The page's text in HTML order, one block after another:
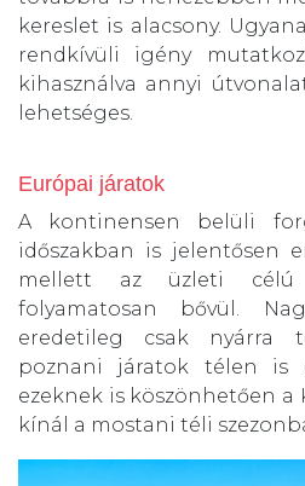
kereslet is alacsony.
rendkívüli igény
kihasználva annyi
lehetséges.
Európai járatok
A kontinensen belüli
időszakban is jelentősen
mellett az üzleti
folyamatosan bővül.
eredetileg csak nyárra
poznani járatok télen is
ezeknek is köszönhetően
kínál a mostani téli